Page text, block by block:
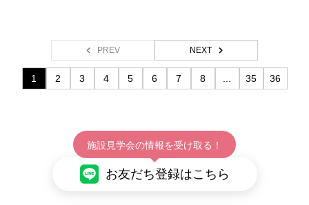
PREV NEXT
1 2 3 4 5 6 7 8 35 36
施設見学会の情報を受け取る！
お友だち登録はこちら